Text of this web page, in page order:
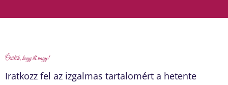
Örülök, hogy itt vagy!
Iratkozz fel az izgalmas tartalomért a hetente